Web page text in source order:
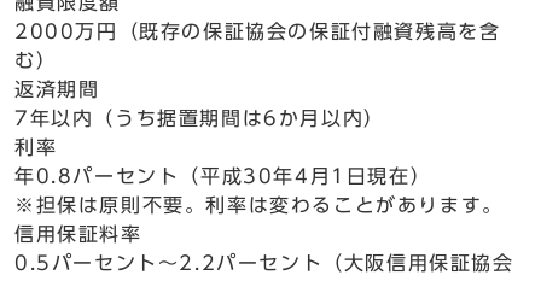
2000万円（既存の保証協会の保証付融資残高を含
む）
返済期間
7年以内（うち据置期間は6か月以内）
利率
年0.8パーセント（平成30年4月1日現在）
※担保は原則不要。利率は変わることがあります。
信用保証料率
0.5パーセント～2.2パーセント（大阪信用保証協会